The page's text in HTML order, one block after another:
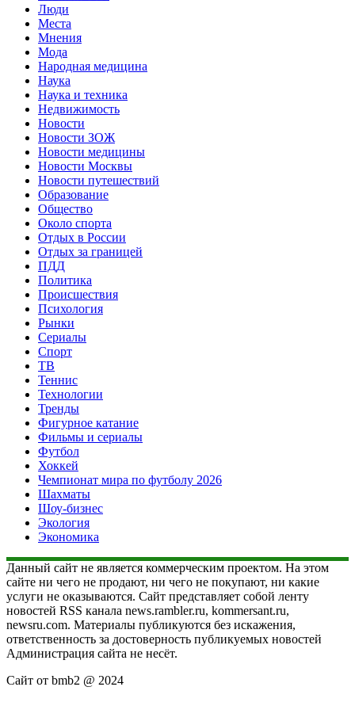
Люди
Места
Мнения
Мода
Народная медицина
Наука
Наука и техника
Недвижимость
Новости
Новости ЗОЖ
Новости медицины
Новости Москвы
Новости путешествий
Образование
Общество
Около спорта
Отдых в России
Отдых за границей
ПДД
Политика
Происшествия
Психология
Рынки
Сериалы
Спорт
ТВ
Теннис
Технологии
Тренды
Фигурное катание
Фильмы и сериалы
Футбол
Хоккей
Чемпионат мира по футболу 2026
Шахматы
Шоу-бизнес
Экология
Экономика
Данный сайт не является коммерческим проектом. На этом
сайте ни чего не продают, ни чего не покупают, ни какие
услуги не оказываются. Сайт представляет собой ленту
новостей RSS канала news.rambler.ru, kommersant.ru,
newsru.com. Материалы публикуются без искажения,
ответственность за достоверность публикуемых новостей
Администрация сайта не несёт.
Сайт от bmb2 @ 2024